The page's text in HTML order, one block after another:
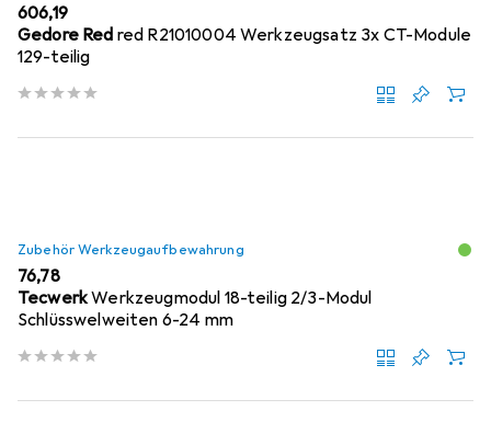
EUR
606,19
Gedore Red red R21010004 Werkzeugsatz 3x CT-Module
129-teilig
Zubehör Werkzeugaufbewahrung
EUR
76,78
TecwerkWerkzeugmodul 18-teilig 2/3-Modul
Schlüsswelweiten 6-24 mm